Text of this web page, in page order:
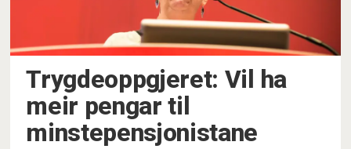
Trygdeoppgjeret: Vil ha
meir pengar til
minstepensjonistane